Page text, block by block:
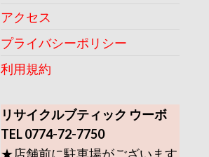
アクセス
プライバシーポリシー
利用規約
リサイクルブティック ウーボ
TEL 0774-72-7750
★店舗前に駐車場がございます